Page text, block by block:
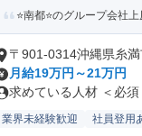
⭐️南都⭐️のグループ会社
〒901-0314沖縄県糸
月給19万円～21万円
求めている人材 ＜必
業界未経験歓迎 社員登用